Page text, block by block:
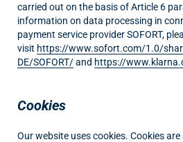
carried out on the basis of Article 6
information on data processing in
payment service provider SOFORT,
visit https://www.sofort.com/1.0/
DE/SOFORT/and https://
Cookies
Our website uses cookies. Cookies